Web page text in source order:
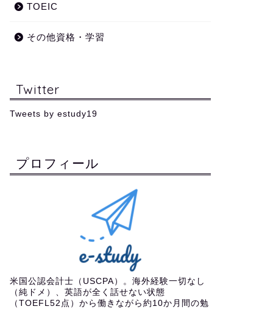
TOEIC
その他資格・学習
Twitter
Tweets by estudy19
プロフィール
米国公認会計士（USCPA）。海外経験一切なし
（純ドメ）、英語が全く話せない状態
（TOEFL52点）から働きながら約10か月間の勉